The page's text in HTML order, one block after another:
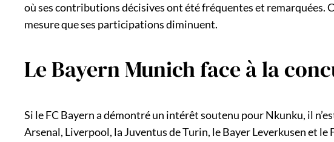
où ses contributions décisives ont été fréquentes et remarquées.
mesure que ses participations diminuent.
Le Bayern Munich face à la
Si le FC Bayern a démontré un intérêt soutenu pour Nkunku, il
Arsenal, Liverpool, la Juventus de Turin, le Bayer Leverkusen et